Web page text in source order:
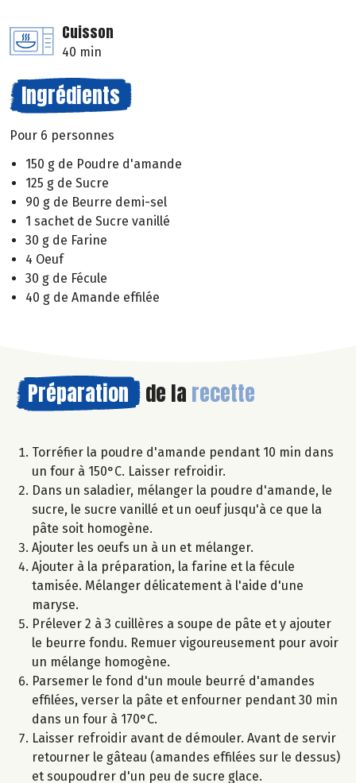
Cuisson
40 min
Ingrédients
Pour 6 personnes
150 g de Poudre d'amande
125 g de Sucre
90 g de Beurre demi-sel
1 sachet de Sucre vanillé
30 g de Farine
4 Oeuf
30 g de Fécule
40 g de Amande effilée
Préparation de la recette
Torréfier la poudre d'amande pendant 10 min dans
un four à 150°C. Laisser refroidir.
Dans un saladier, mélanger la poudre d'amande, le
sucre, le sucre vanillé et un oeuf jusqu'à ce que la
pâte soit homogène.
Ajouter les oeufs un à un et mélanger.
Ajouter à la préparation, la farine et la fécule
tamisée. Mélanger délicatement à l'aide d'une
maryse.
Prélever 2 à 3 cuillères a soupe de pâte et y ajouter
le beurre fondu. Remuer vigoureusement pour avoir
un mélange homogène.
Parsemer le fond d'un moule beurré d'amandes
effilées, verser la pâte et enfourner pendant 30 min
dans un four à 170°C.
Laisser refroidir avant de démouler. Avant de servir
retourner le gâteau (amandes effilées sur le dessus)
et soupoudrer d'un peu de sucre glace.